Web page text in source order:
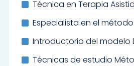
Técnica en Terapia
Especialista en el método
Introductorio del modelo
Técnicas de estudio